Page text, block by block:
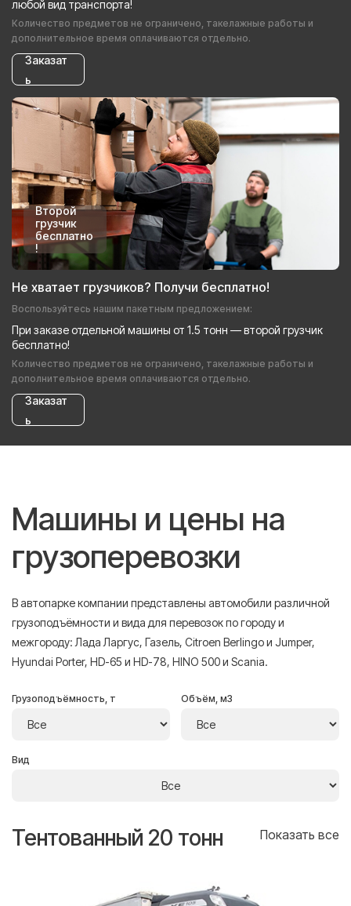
любой вид транспорта!
Количество предметов не ограничено, такелажные работы и
дополнительное время оплачиваются отдельно.
Заказат
ь
Второй
грузчик
бесплатно
!
Не хватает грузчиков? Получи бесплатно!
Воспользуйтесь нашим пакетным предложением:
При заказе отдельной машины от 1.5 тонн — второй грузчик
бесплатно!
Количество предметов не ограничено, такелажные работы и
дополнительное время оплачиваются отдельно.
Заказат
ь
Машины и цены на
грузоперевозки
В автопарке компании представлены автомобили различной
грузоподъёмности и вида для перевозок по городу и
межгороду: Лада Ларгус, Газель, Citroen Berlingo и Jumper,
Hyundai Porter, HD-65 и HD-78, HINO 500 и Scania.
Грузоподъёмность, т Объём, м3
Вид
Тентованный 20 тонн Показать все